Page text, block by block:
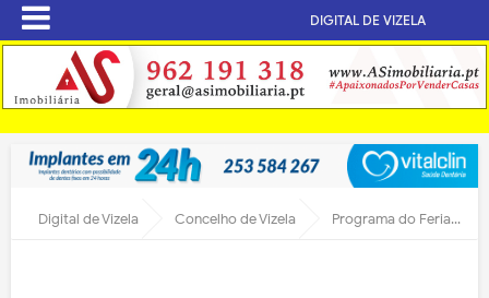
DIGITAL DE VIZELA
Digital de Vizela Concelho de Vizela Programa do Feriado Municipal